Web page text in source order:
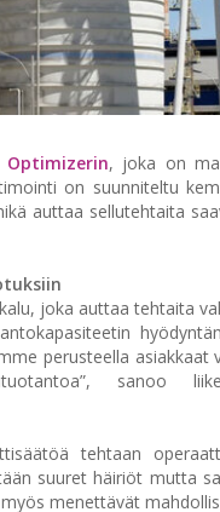
Optimizerin, joka on
on suunniteltu
auttaa sellutehtaita
joka auttaa tehtaita
perusteella
sanoo
tehtaan
suuret häiriöt mutta
menettävät